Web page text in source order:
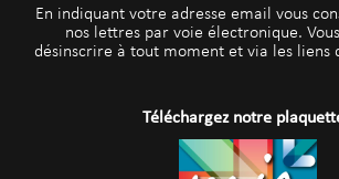
En indiquant votre adresse email vous
nos lettres par voie électronique.
désinscrire à tout moment et via les liens
Téléchargez notre